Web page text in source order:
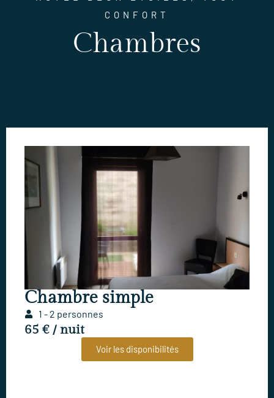
CONFORT
Chambres
Chambre simple
1 - 2 personnes
65 € / nuit
Voir les disponibilités